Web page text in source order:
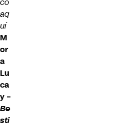
co
aq
uí
M
or
a
Lu
ca
y –
Be
sti